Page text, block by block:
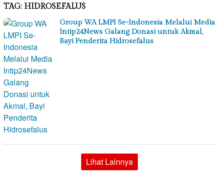
TAG: HIDROSEFALUS
Group WA LMPI Se-Indonesia Melalui Media
Intip24News Galang Donasi untuk Akmal,
Bayi Penderita Hidrosefalus
Lihat Lainnya